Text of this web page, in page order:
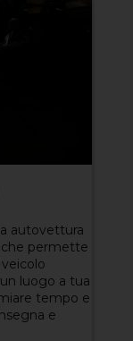
autovettura
permette
luogo a tua
tempo e
e